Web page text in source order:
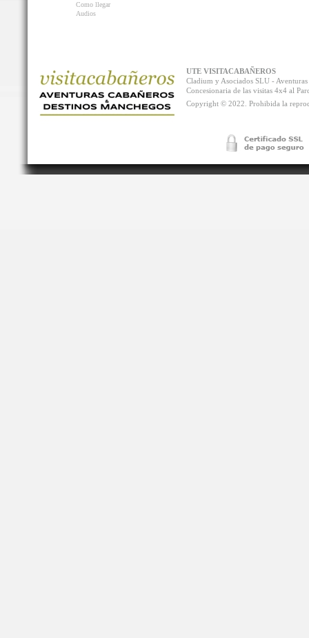
Como llegar
Audios
UTE VISITACABAÑEROS
Cladium y Asociados SLU -
Concesionaria de las visitas 4x4 al
Copyright © 2022. Prohibida la